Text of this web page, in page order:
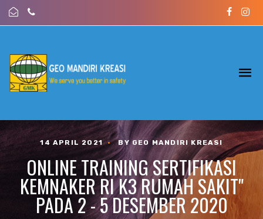
14 APRIL 2021 • BY GEO MANDIRI KREASI
ONLINE TRAINING SERTIFIKASI
KEMNAKER RI K3 RUMAH SAKIT"
PADA 2 - 5 DESEMBER 2020